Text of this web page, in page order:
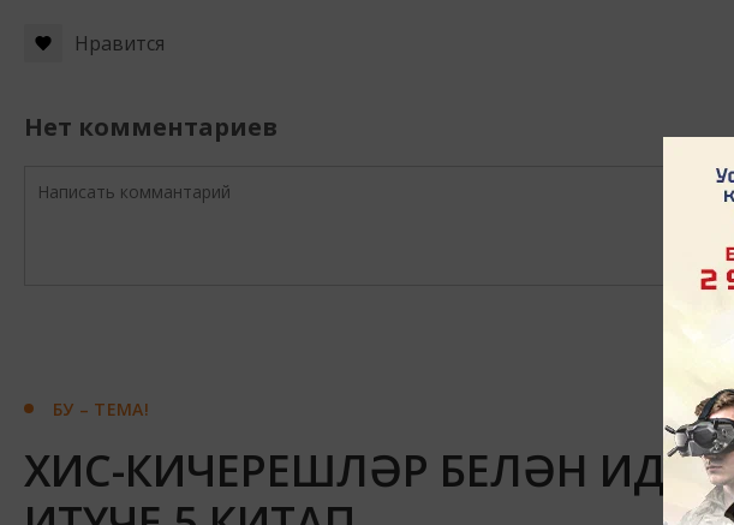
Нравится
Нет комментариев
БУ – ТЕМА!
ХИС-КИЧЕРЕШЛӘР БЕЛӘН